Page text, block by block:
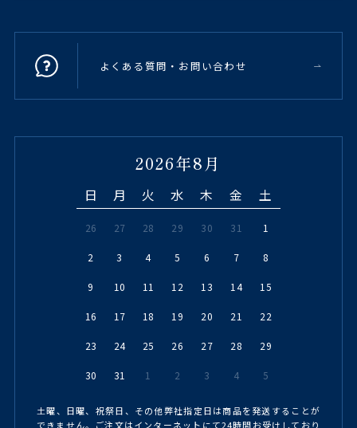
よくある質問・お問い合わせ
2026年8月
日 月 火 水 木 金 土
26 27 28 29 30 31 1
2 3 4 5 6 7 8
9 10 11 12 13 14 15
16 17 18 19 20 21 22
23 24 25 26 27 28 29
30 31 1 2 3 4 5
土曜、日曜、祝祭日、その他弊社指定日は商品を発送することが
できません。ご注文はインターネットにて24時間お受けしており